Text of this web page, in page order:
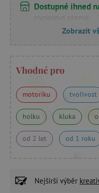
Dostupné ihned
(vyzvednutí zdarma)
Zobrazit
Vhodné pro
motoriku tvořivost
holku kluka
od 2 let od 1 roku
Nejširší výběr